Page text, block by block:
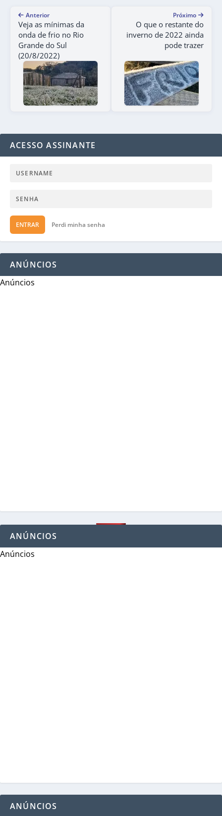
Anterior
Veja as mínimas da
onda de frio no Rio
Grande do Sul
(20/8/2022)
Próximo
O que o restante do
inverno de 2022 ainda
pode trazer
ACESSO ASSINANTE
ENTRAR Perdi minha senha
ANÚNCIOS
Anúncios
ANÚNCIOS
Anúncios
ANÚNCIOS